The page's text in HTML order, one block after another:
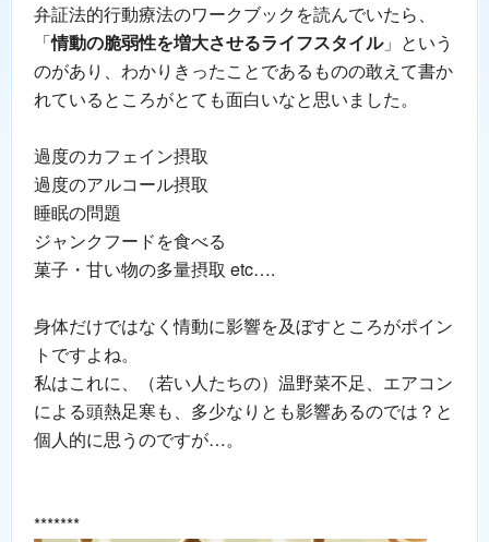
弁証法的行動療法のワークブックを読んでいたら、
「情動の脆弱性を増大させるライフスタイル」という
のがあり、わかりきったことであるものの敢えて書か
れているところがとても面白いなと思いました。
過度のカフェイン摂取
過度のアルコール摂取
睡眠の問題
ジャンクフードを食べる
菓子・甘い物の多量摂取 etc….
身体だけではなく情動に影響を及ぼすところがポイン
トですよね。
私はこれに、（若い人たちの）温野菜不足、エアコン
による頭熱足寒も、多少なりとも影響あるのでは？と
個人的に思うのですが…。
*******